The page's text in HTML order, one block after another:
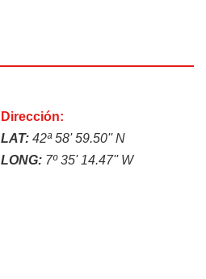
Dirección:
LAT: 42ª 58' 59.50'' N
LONG: 7º 35' 14.47'' W